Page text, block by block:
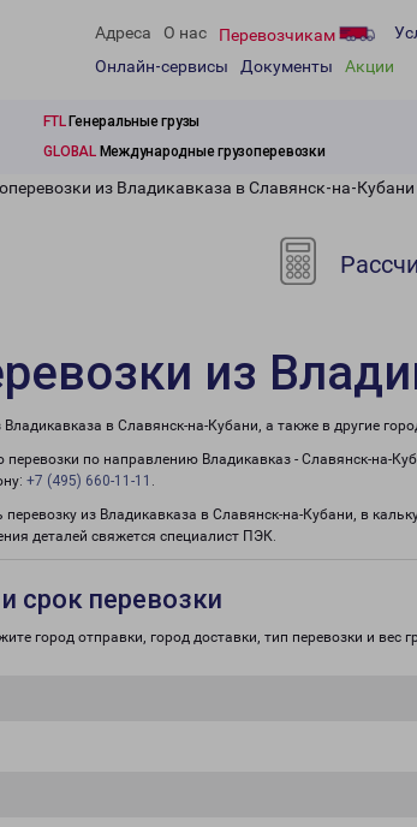
Адреса О нас Перевозчикам
Онлайн-сервисы
Документы Акции
FTLГенеральные грузы
GLOBALМеждународные грузоперевозки
из Владикавказа в Славянск-на-Кубани
из
Владикавказа в Славянск-на-Кубани, а также в другие
по направлению Владикавказ - Славянск-на-
+7 (495) 660-11-11 .
перевозку из Владикавказа в Славянск-на-Кубани, в
деталей свяжется специалист ПЭК.
срок перевозки
город отправки, город доставки, тип перевозки и вес